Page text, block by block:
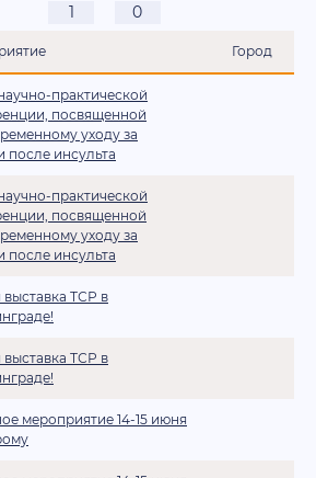
1
0
Город
практической
посвященной
уходу за
после инсульта
практической
посвященной
уходу за
после инсульта
выставка ТСР в
выставка ТСР в
мероприятие 14-15 июня